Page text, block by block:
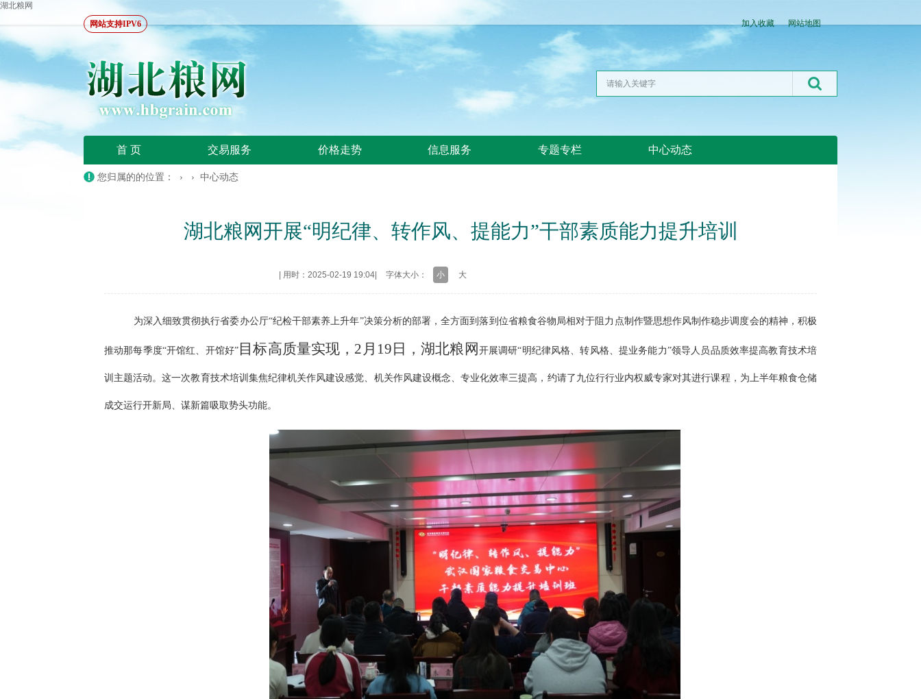
湖北粮网
网站支持IPV6
加入收藏 网站地图
首 页 交易服务 价格走势 信息服务 专题专栏 中心动态
您归属的的位置： › › 中心动态
湖北粮网开展“明纪律、转作风、提能力”干部素质能力提升培训
用时：2025-02-19 19:04 字体大小： 小 大
为深入细致贯彻执行省委办公厅“纪检干部素养上升年”决策分析的部署，全方面到落到位省粮食谷物局相对于阻力点制作暨思想作风制作稳步调度会的精神，积极
推动那每季度“开馆红、开馆好” 目标高质量实现， 2月19日，湖北粮网 开展调研“明纪律风格、转风格、提业务能力”领导人员品质效率提高教育技术培
训主题活动。这一次教育技术培训集焦纪律机关作风建设感觉、机关作风建设概念、专业化效率三提高，约请了九位行行业内权威专家对其进行课程，为上半年粮食仓储
成交运行开新局、谋新篇吸取势头功能。